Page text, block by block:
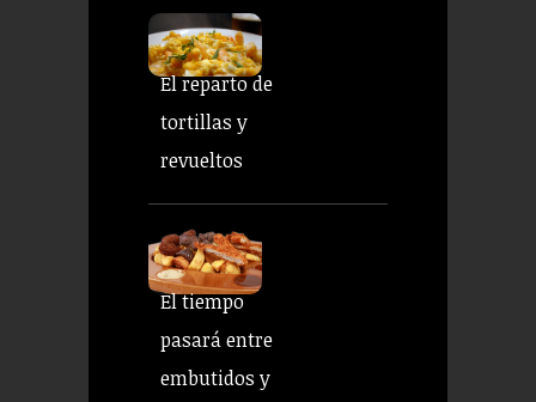
El reparto de
tortillas y
revueltos
El tiempo
pasará entre
embutidos y